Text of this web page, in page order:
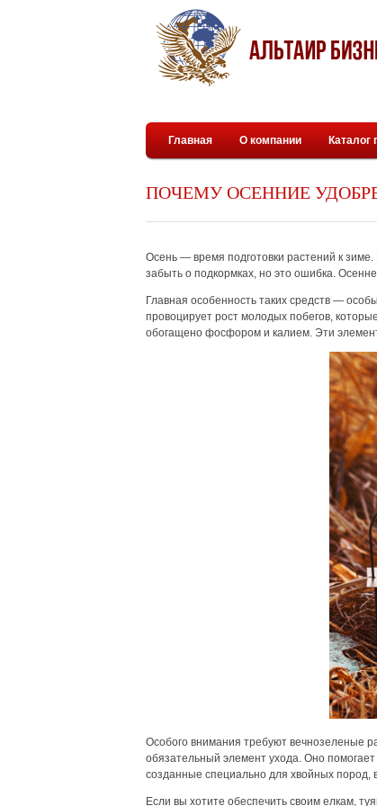
Главная О компании Каталог
ПОЧЕМУ ОСЕННИЕ
Осень — время подготовки растений к
забыть о подкормках, но это ошибка.
Главная особенность таких средств —
провоцирует рост молодых побегов,
обогащено фосфором и калием. Эти
Особого внимания требуют вечнозеленые
обязательный элемент ухода. Оно
созданные специально для хвойных пород,
Если вы хотите обеспечить своим елкам,